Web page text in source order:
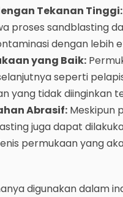
Tekanan Tinggi:
proses sandblasting
dengan lebih
yang Baik:
seperti
yang tidak diinginkan
Abrasif: Meskipun
juga dapat
permukaan yang
digunakan dalam